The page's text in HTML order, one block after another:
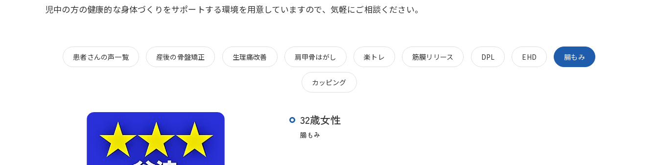
児中の方の健康的な身体づくりをサポートする環境を用意していますので、気軽にご相談ください。
患者さんの声一覧 産後の骨盤矯正 生理痛改善 肩甲骨はがし 楽トレ 筋膜リリース DPL EHD 腸もみ
カッピング
32歳女性
腸もみ